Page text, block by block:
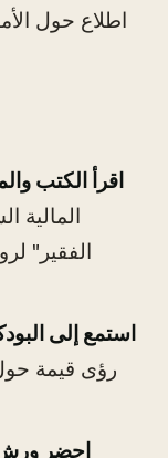
اطلاع حول
اقرأ الكتب
المالية
الفقير"
استمع إلى
احضر